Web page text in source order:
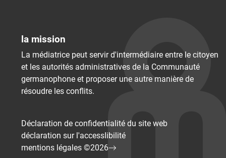
la mission
La médiatrice peut servir d'intermédiaire entre le citoyen
et les autorités administratives de la Communauté
germanophone et proposer une autre manière de
résoudre les conflits.
Déclaration de confidentialité du site web
déclaration sur l'accessIibilité
mentions légales ©2026